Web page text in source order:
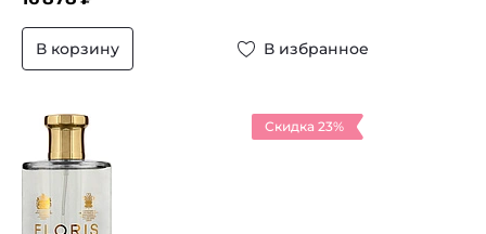
В корзину В избранное
Скидка 23%